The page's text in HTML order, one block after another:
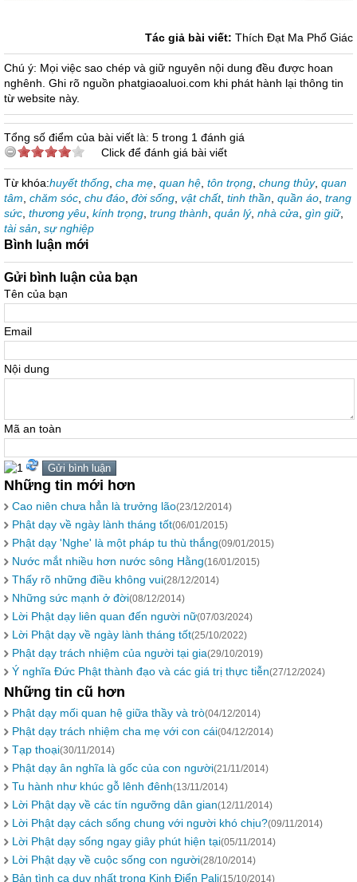
Tác giả bài viết: Thích Đạt Ma Phổ Giác
Chú ý: Mọi việc sao chép và giữ nguyên nội dung đều được hoan
nghênh. Ghi rõ nguồn phatgiaoaluoi.com khi phát hành lại thông tin
từ website này.
Tổng số điểm của bài viết là: 5 trong 1 đánh giá
Click để đánh giá bài viết
Từ khóa:huyết thống cha mẹ quan hệ tôn trọng chung thủy, quan
tâm chăm sóc chu đáo đời sống vật chất, tinh thần quần áo trang
sức thương yêu kính trọng trung thành quản lý, nhà cửa gìn giữ,
tài sản sự nghiệp
Bình luận mới
Gửi bình luận của bạn
Tên của bạn
Email
Nội dung
Mã an toàn
Những tin mới hơn
Cao niên chưa hẳn là trưởng lão(23/12/2014)
Phật dạy về ngày lành tháng tốt(06/01/2015)
Phật dạy 'Nghe' là một pháp tu thù thắng(09/01/2015)
Nước mắt nhiều hơn nước sông Hằng(16/01/2015)
Thấy rõ những điều không vui(28/12/2014)
Những sức mạnh ở đời(08/12/2014)
Lời Phật dạy liên quan đến người nữ(07/03/2024)
Lời Phật dạy về ngày lành tháng tốt(25/10/2022)
Phật dạy trách nhiệm của người tại gia(29/10/2019)
Ý nghĩa Đức Phật thành đạo và các giá trị thực tiễn(27/12/2024)
Những tin cũ hơn
Phật dạy mối quan hệ giữa thầy và trò(04/12/2014)
Phật dạy trách nhiệm cha mẹ với con cái(04/12/2014)
Tạp thoại(30/11/2014)
Phật dạy ân nghĩa là gốc của con người(21/11/2014)
Tu hành như khúc gỗ lênh đênh(13/11/2014)
Lời Phật dạy về các tín ngưỡng dân gian(12/11/2014)
Lời Phật dạy cách sống chung với người khó chịu?(09/11/2014)
Lời Phật dạy sống ngay giây phút hiện tại(05/11/2014)
Lời Phật dạy về cuộc sống con người(28/10/2014)
Bản tình ca duy nhất trong Kinh Điển Pali(15/10/2014)